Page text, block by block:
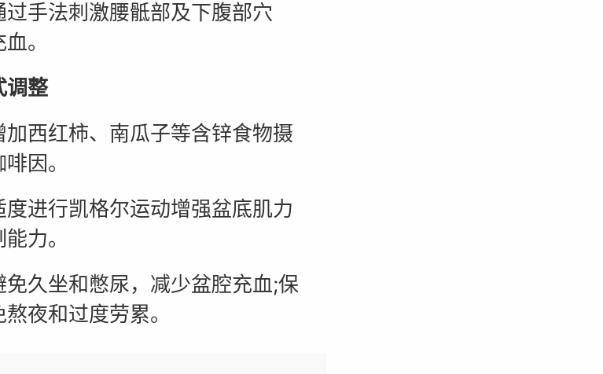
手法刺激腰骶部及下腹部穴
。
整
西红柿、南瓜子等含锌食物摄
因。
进行凯格尔运动增强盆底肌力
力。
久坐和憋尿，减少盆腔充血;保
夜和过度劳累。